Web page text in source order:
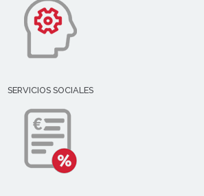
SERVICIOS SOCIALES